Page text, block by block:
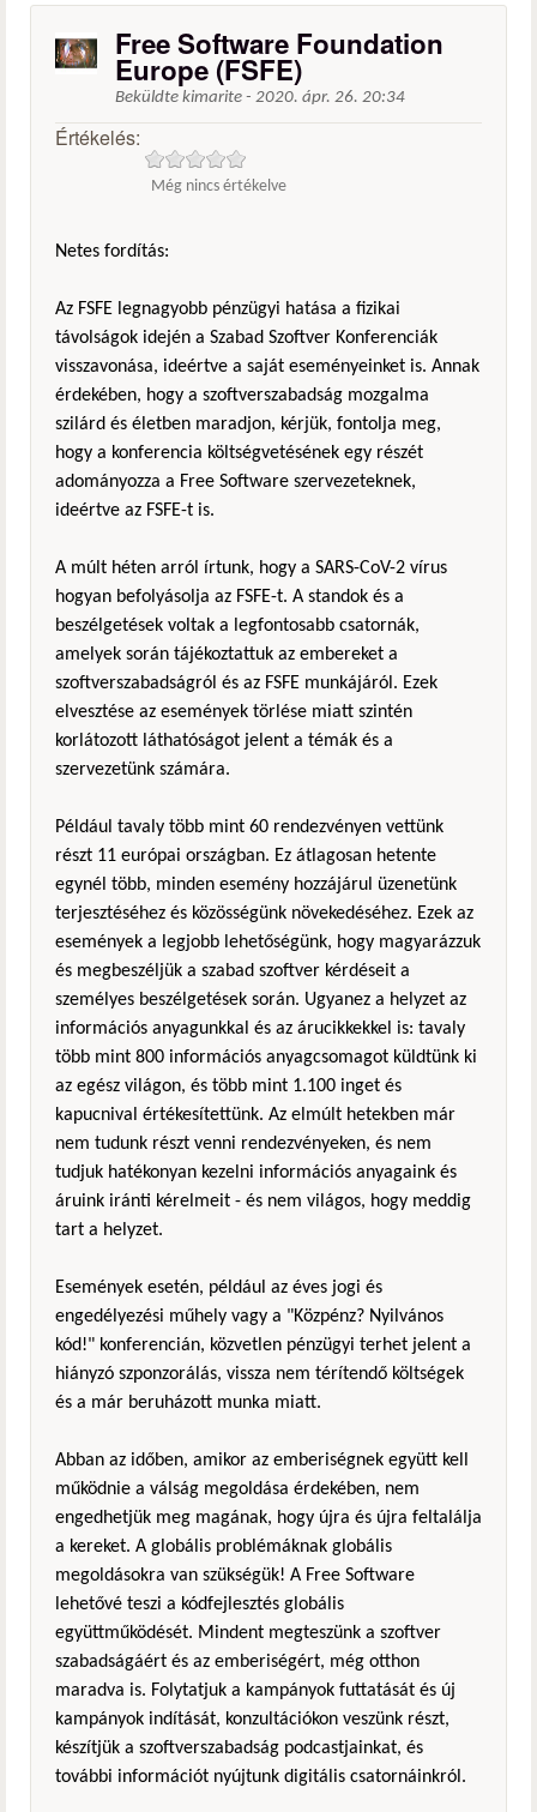
Free Software Foundation
Europe (FSFE)
Beküldte kimarite - 2020. ápr. 26. 20:34
Értékelés:
Még nincs értékelve
Netes fordítás:
Az FSFE legnagyobb pénzügyi hatása a fizikai
távolságok idején a Szabad Szoftver Konferenciák
visszavonása, ideértve a saját eseményeinket is. Annak
érdekében, hogy a szoftverszabadság mozgalma
szilárd és életben maradjon, kérjük, fontolja meg,
hogy a konferencia költségvetésének egy részét
adományozza a Free Software szervezeteknek,
ideértve az FSFE-t is.
A múlt héten arról írtunk, hogy a SARS-CoV-2 vírus
hogyan befolyásolja az FSFE-t. A standok és a
beszélgetések voltak a legfontosabb csatornák,
amelyek során tájékoztattuk az embereket a
szoftverszabadságról és az FSFE munkájáról. Ezek
elvesztése az események törlése miatt szintén
korlátozott láthatóságot jelent a témák és a
szervezetünk számára.
Például tavaly több mint 60 rendezvényen vettünk
részt 11 európai országban. Ez átlagosan hetente
egynél több, minden esemény hozzájárul üzenetünk
terjesztéséhez és közösségünk növekedéséhez. Ezek az
események a legjobb lehetőségünk, hogy magyarázzuk
és megbeszéljük a szabad szoftver kérdéseit a
személyes beszélgetések során. Ugyanez a helyzet az
információs anyagunkkal és az árucikkekkel is: tavaly
több mint 800 információs anyagcsomagot küldtünk ki
az egész világon, és több mint 1.100 inget és
kapucnival értékesítettünk. Az elmúlt hetekben már
nem tudunk részt venni rendezvényeken, és nem
tudjuk hatékonyan kezelni információs anyagaink és
áruink iránti kérelmeit - és nem világos, hogy meddig
tart a helyzet.
Események esetén, például az éves jogi és
engedélyezési műhely vagy a "Közpénz? Nyilvános
kód!" konferencián, közvetlen pénzügyi terhet jelent a
hiányzó szponzorálás, vissza nem térítendő költségek
és a már beruházott munka miatt.
Abban az időben, amikor az emberiségnek együtt kell
működnie a válság megoldása érdekében, nem
engedhetjük meg magának, hogy újra és újra feltalálja
a kereket. A globális problémáknak globális
megoldásokra van szükségük! A Free Software
lehetővé teszi a kódfejlesztés globális
együttműködését. Mindent megteszünk a szoftver
szabadságáért és az emberiségért, még otthon
maradva is. Folytatjuk a kampányok futtatását és új
kampányok indítását, konzultációkon veszünk részt,
készítjük a szoftverszabadság podcastjainkat, és
további információt nyújtunk digitális csatornáinkról.